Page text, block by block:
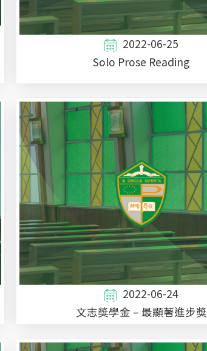
2022-06-25
Solo Prose Reading
2022-06-24
文志獎學金 – 最顯著進步獎